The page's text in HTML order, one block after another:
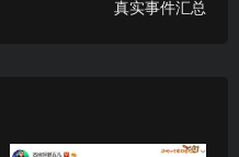
真实事件汇总